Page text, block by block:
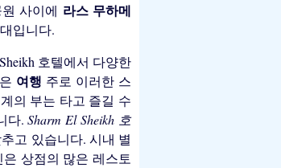
사이에 라스 무하메
입니다.
호텔에서 다양한
여행 주로 이러한 스
의 부는 타고 즐길 수
다.Sharm El Sheikh 호
고 있습니다. 시내 별
은 상점의 많은 레스토